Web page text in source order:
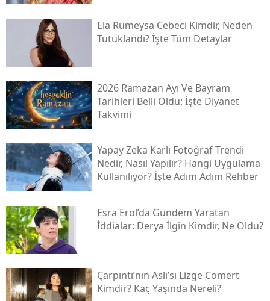
Ela Rümeysa Cebeci Kimdir, Neden
Tutuklandı? İşte Tüm Detaylar
2026 Ramazan Ayı Ve Bayram
Tarihleri Belli Oldu: İşte Diyanet
Takvimi
Yapay Zeka Karlı Fotoğraf Trendi
Nedir, Nasıl Yapılır? Hangi Uygulama
Kullanılıyor? İşte Adım Adım Rehber
Esra Erol’da Gündem Yaratan
İddialar: Derya İlgin Kimdir, Ne Oldu?
Çarpıntı’nın Aslı’sı Lizge Cömert
Kimdir? Kaç Yaşında Nereli?